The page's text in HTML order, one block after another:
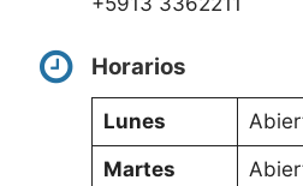
Horarios
Lunes
Martes